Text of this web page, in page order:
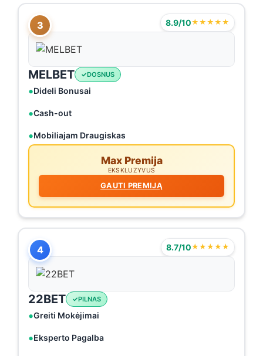
3 8.9/10★★★★★
MELBET DOSNUS
Dideli Bonusai
Cash-out
Mobiliajam Draugiskas
Max Premija
EKSKLUZYVUS
GAUTI PREMIJĄ
4 8.7/10★★★★★
22BET PILNAS
Greiti Mokėjimai
Eksperto Pagalba